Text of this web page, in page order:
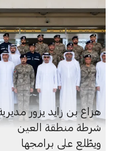
هزاع بن زايد يزور مديرية
شرطة منطقة العين
ويطّلع على برامجها